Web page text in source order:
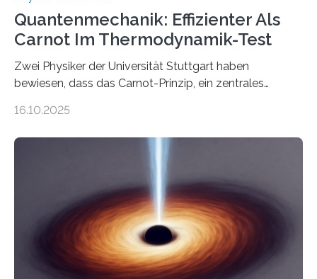
Quantenmechanik: Effizienter Als
Carnot Im Thermodynamik-Test
Zwei Physiker der Universität Stuttgart haben
bewiesen, dass das Carnot-Prinzip, ein zentrales
Größenordnung von Atomen gilt, deren physikalische
Quantenmotoren voranbringen. Das
Wissenschaftsjournal Science Advances veröffentlichte
die Herleitung. (DOI: 10.1126/sciadv.adw8462)
Verbrennungsmotoren oder Dampfturbinen sind
Wärmekraftmaschinen: Sie wandeln thermische
Energie in mechanische Bewegung um – oder anders
16.10.2025